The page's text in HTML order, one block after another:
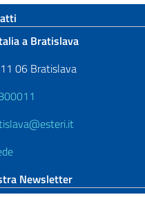
a Bratislava
06 Bratislava
Newsletter